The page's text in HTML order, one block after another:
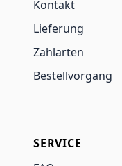
Kontakt
Lieferung
Zahlarten
Bestellvorgang
SERVICE